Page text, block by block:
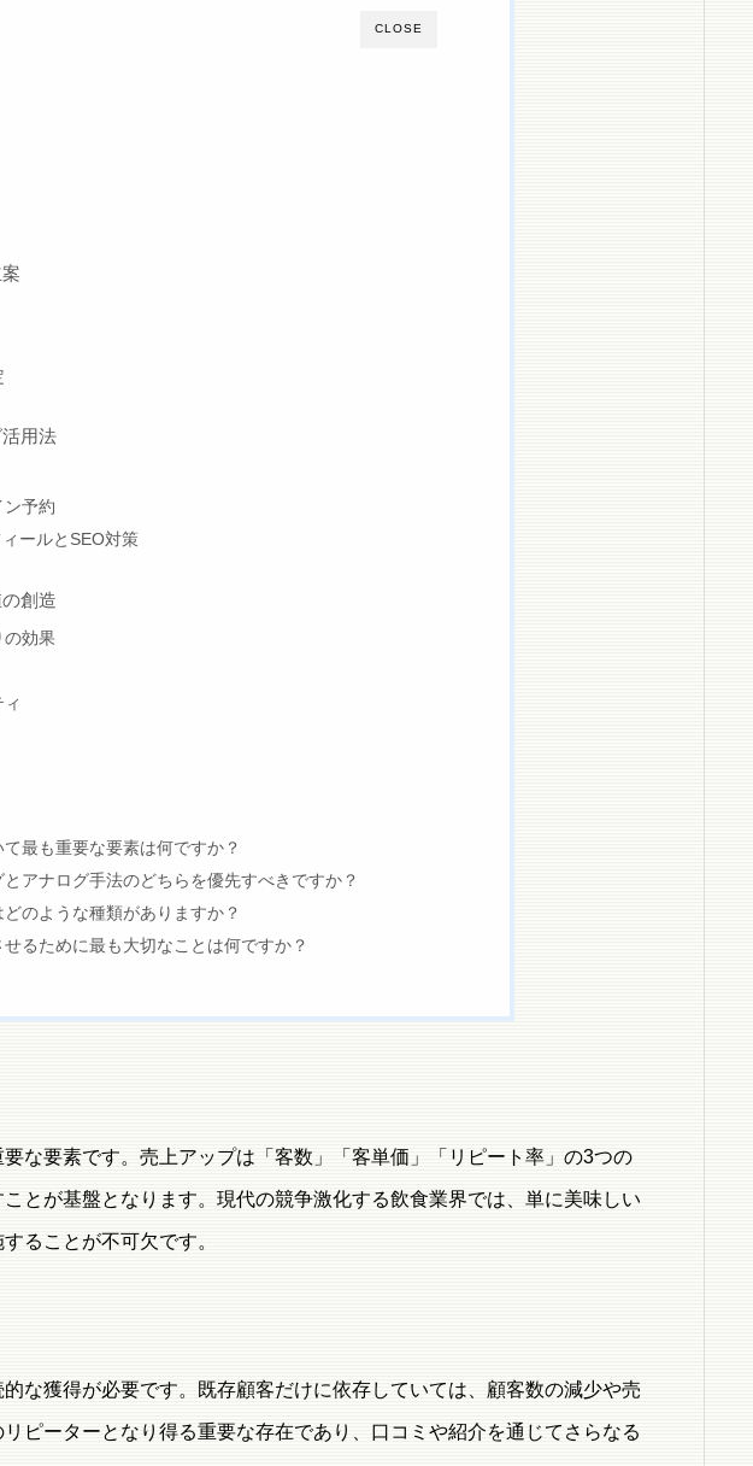
CLOSE
用法
ン予約
ールとSEO対策
創造
の効果
最も重要な要素は何ですか？
アナログ手法のどちらを優先すべきですか？
のような種類がありますか？
るために最も大切なことは何ですか？
な要素です。売上アップは「客数」「客単価」「リピート率」の3つの
とが基盤となります。現代の競争激化する飲食業界では、単に美味しい
ることが不可欠です。
な獲得が必要です。既存顧客だけに依存していては、顧客数の減少や売
ピーターとなり得る重要な存在であり、口コミや紹介を通じてさらなる